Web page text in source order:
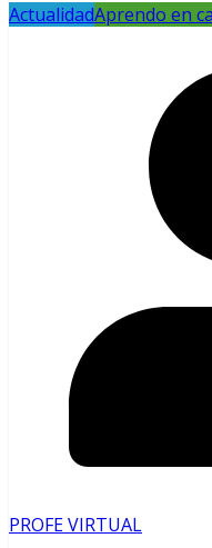
ActualidadAprendo en
PROFE VIRTUAL